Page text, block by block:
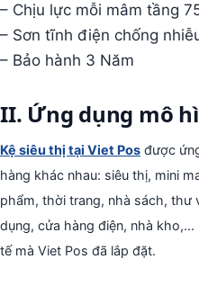
– Chịu lực mỗi mâm tầng
– Sơn tĩnh điện chống
– Bảo hành 3 Năm
II. Ứng dụng mô
Kệ siêu thị tại Viet Pos được
hàng khác nhau: siêu thị, mini
phẩm, thời trang, nhà sách, thư
dụng, cửa hàng điện, nhà
tế mà Viet Pos đã lắp đặt.